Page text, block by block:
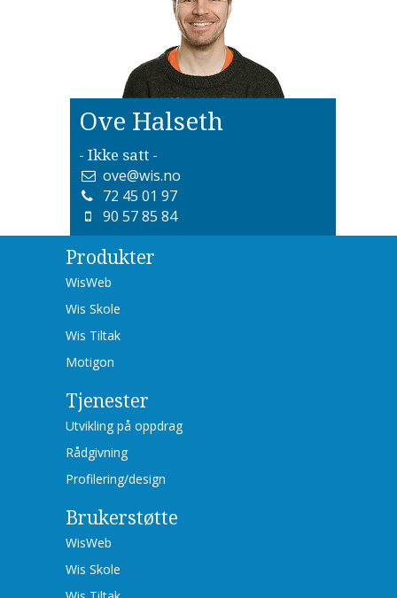
Ove Halseth
- Ikke satt -
ove@wis.no
72 45 01 97
90 57 85 84
Produkter
WisWeb
Wis Skole
Wis Tiltak
Motigon
Tjenester
Utvikling på oppdrag
Rådgivning
Profilering/design
Brukerstøtte
WisWeb
Wis Skole